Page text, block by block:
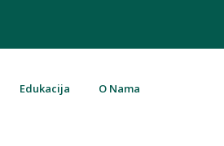
Edukacija O Nama